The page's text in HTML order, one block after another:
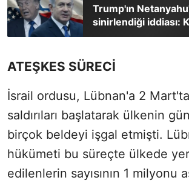
Trump'ın
sinirlendiği iddiası:
ATEŞKES SÜRECİ
İsrail ordusu, Lübnan'a 2
saldırıları başlatarak ülkenin
birçok beldeyi işgal etmişti.
hükümeti bu süreçte ülkede
edilenlerin sayısının 1 milyonu